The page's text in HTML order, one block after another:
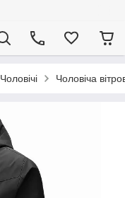
Чоловічі Чоловіча